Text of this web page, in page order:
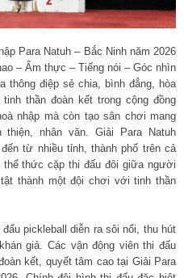
Para Natuh – Bắc Ninh năm 2026
– Ẩm thực – Tiếng nói – Góc nhìn
thông điệp sẻ chia, bình đẳng, hòa
thần đoàn kết trong cộng đồng
nhập mà còn tạo sân chơi mang
nhân văn. Giải Para Natuh
từ nhiều tỉnh, thành phố trên cả
thức cặp thi đấu đôi giữa người
thành một đội chơi với tinh thần
pickleball diễn ra sôi nổi, thu hút
giả. Các vận động viên thi đấu
kết, quyết tâm cao tại Giải Para